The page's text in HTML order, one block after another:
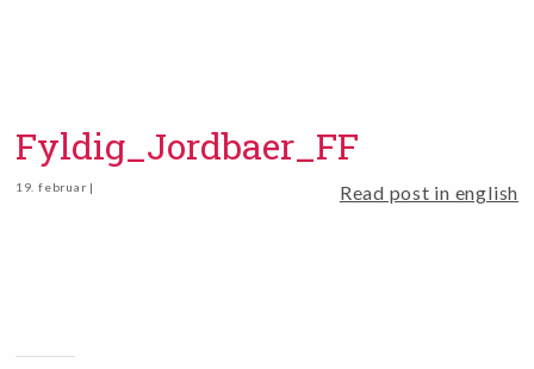
Fyldig_Jordbaer_FF
19. februar | Read post in english